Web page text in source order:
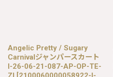
Angelic Pretty / Sugary
Carnivalジャンパースカート
I-26-06-21-087-AP-OP-TE-